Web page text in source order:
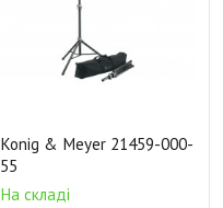
Konig & Meyer 21459-000-
55
На складі